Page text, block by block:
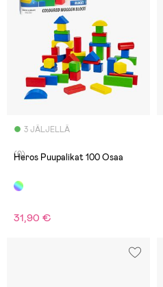
3 JÄLJELLÄ
(0)
Heros Puupalikat 100 Osaa
31,90 €